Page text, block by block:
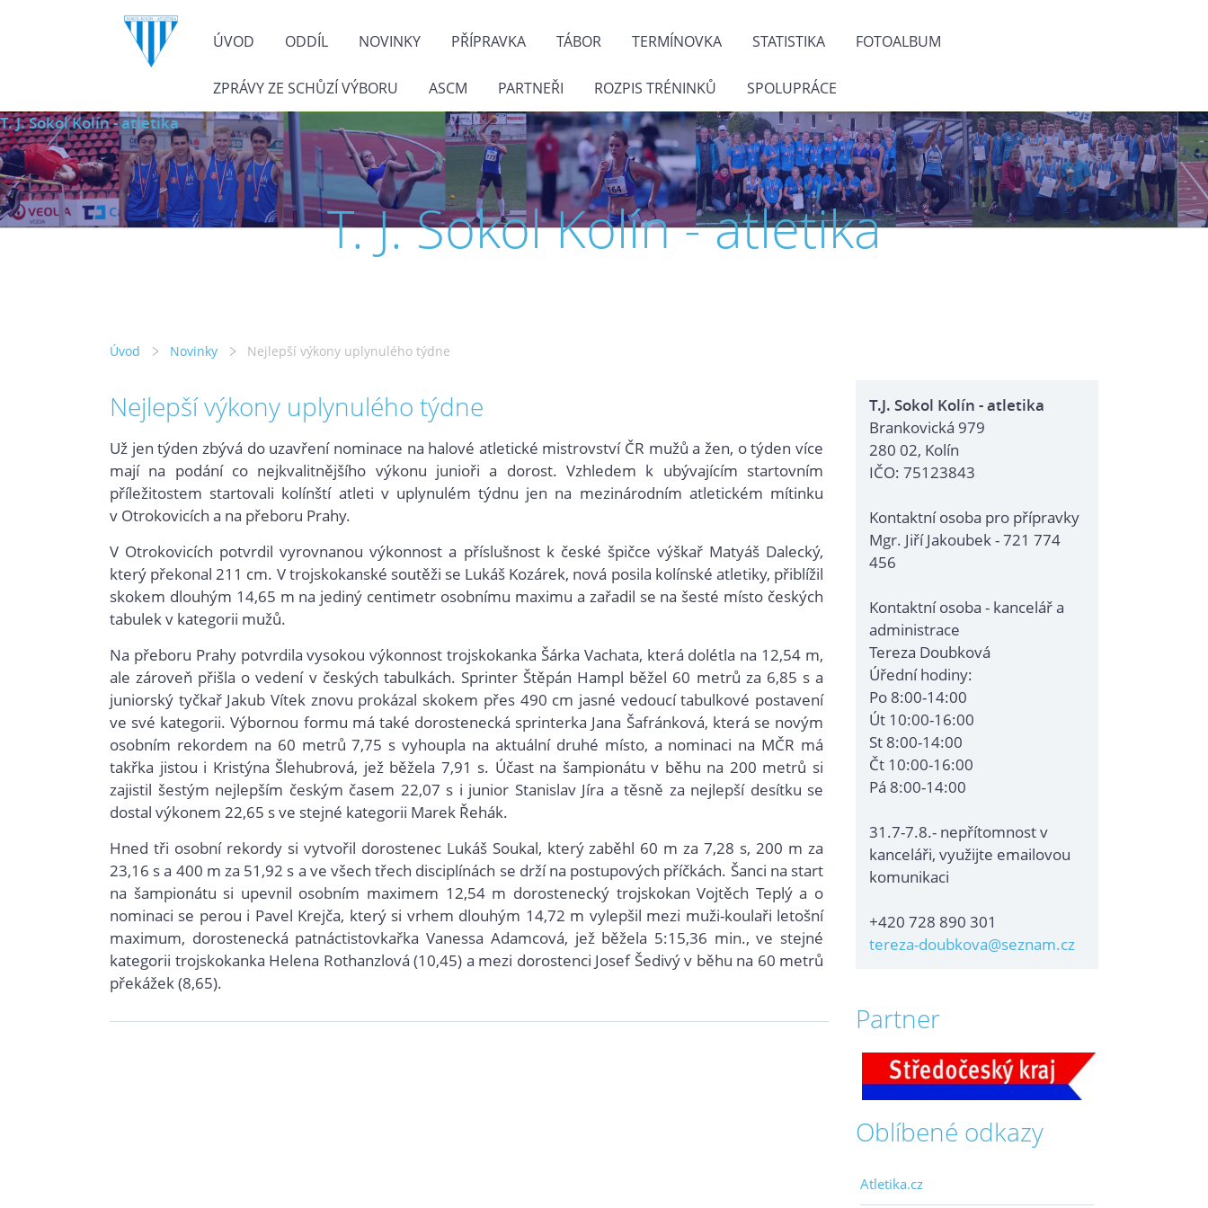
ÚVOD ODDÍL NOVINKY PŘÍPRAVKA TÁBOR TERMÍNOVKA STATISTIKA FOTOALBUM
ZPRÁVY ZE SCHŮZÍ VÝBORU ASCM PARTNEŘI ROZPIS TRÉNINKŮ SPOLUPRÁCE
T. J. Sokol Kolín - atletika
T. J. Sokol Kolín - atletika
Úvod Novinky Nejlepší výkony uplynulého týdne
T.J. Sokol Kolín - atletika
Brankovická 979
280 02, Kolín
IČO: 75123843
Kontaktní osoba pro přípravky
Mgr. Jiří Jakoubek - 721 774
456
Kontaktní osoba - kancelář a
administrace
Tereza Doubková
Úřední hodiny:
Po 8:00-14:00
Út 10:00-16:00
St 8:00-14:00
Čt 10:00-16:00
Pá 8:00-14:00
31.7-7.8.- nepřítomnost v
kanceláři, využijte emailovou
komunikaci
+420 728 890 301
tereza-doubkova@seznam.cz
Partner
Oblíbené odkazy
Atletika.cz
Nejlepší výkony uplynulého týdne
Už jen týden zbývá do uzavření nominace na halové atletické mistrovství ČR mužů a žen, o týden více
mají na podání co nejkvalitnějšího výkonu junioři a dorost. Vzhledem k ubývajícím startovním
příležitostem startovali kolínští atleti v uplynulém týdnu jen na mezinárodním atletickém mítinku
v Otrokovicích a na přeboru Prahy.
V Otrokovicích potvrdil vyrovnanou výkonnost a příslušnost k české špičce výškař Matyáš Dalecký,
který překonal 211 cm. V trojskokanské soutěži se Lukáš Kozárek, nová posila kolínské atletiky, přiblížil
skokem dlouhým 14,65 m na jediný centimetr osobnímu maximu a zařadil se na šesté místo českých
tabulek v kategorii mužů.
Na přeboru Prahy potvrdila vysokou výkonnost trojskokanka Šárka Vachata, která dolétla na 12,54 m,
ale zároveň přišla o vedení v českých tabulkách. Sprinter Štěpán Hampl běžel 60 metrů za 6,85 s a
juniorský tyčkař Jakub Vítek znovu prokázal skokem přes 490 cm jasné vedoucí tabulkové postavení
ve své kategorii. Výbornou formu má také dorostenecká sprinterka Jana Šafránková, která se novým
osobním rekordem na 60 metrů 7,75 s vyhoupla na aktuální druhé místo, a nominaci na MČR má
takřka jistou i Kristýna Šlehubrová, jež běžela 7,91 s. Účast na šampionátu v běhu na 200 metrů si
zajistil šestým nejlepším českým časem 22,07 s i junior Stanislav Jíra a těsně za nejlepší desítku se
dostal výkonem 22,65 s ve stejné kategorii Marek Řehák.
Hned tři osobní rekordy si vytvořil dorostenec Lukáš Soukal, který zaběhl 60 m za 7,28 s, 200 m za
23,16 s a 400 m za 51,92 s a ve všech třech disciplínách se drží na postupových příčkách. Šanci na start
na šampionátu si upevnil osobním maximem 12,54 m dorostenecký trojskokan Vojtěch Teplý a o
nominaci se perou i Pavel Krejča, který si vrhem dlouhým 14,72 m vylepšil mezi muži-koulaři letošní
maximum, dorostenecká patnáctistovkařka Vanessa Adamcová, jež běžela 5:15,36 min., ve stejné
kategorii trojskokanka Helena Rothanzlová (10,45) a mezi dorostenci Josef Šedivý v běhu na 60 metrů
překážek (8,65).